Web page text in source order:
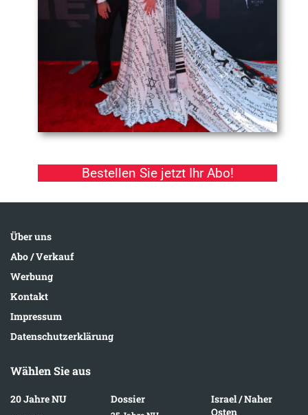
Bestellen Sie jetzt Ihr Abo!
Über uns
Abo / Verkauf
Werbung
Kontakt
Impressum
Datenschutzerklärung
Wählen Sie aus
20 Jahre NU
Dossier
Israel / Naher
Osten